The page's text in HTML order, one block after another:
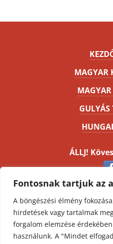
Fontosnak tartjuk az
A böngészési élmény
hirdetések vagy tartalmak
forgalom elemzése
használunk. A "Mindet
MAGYAR
GULYÁS
ÁLLJ!